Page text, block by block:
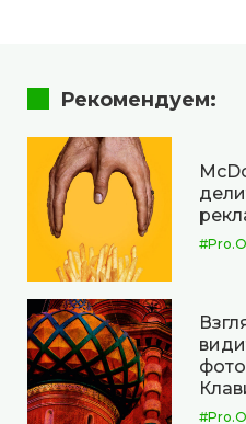
Рекомендуем: